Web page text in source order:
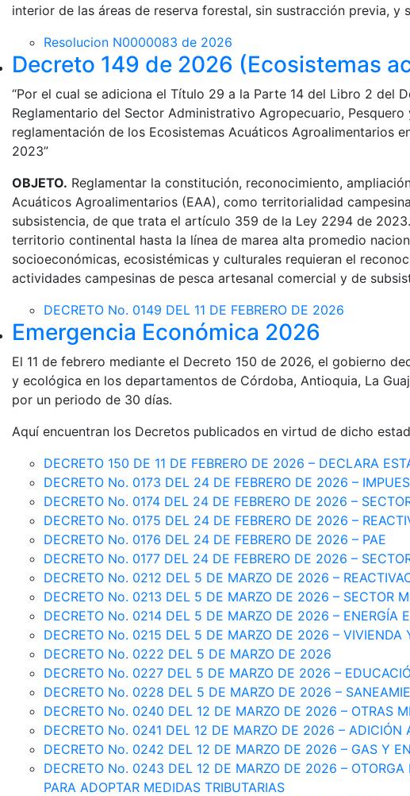
interior de las áreas de reserva forestal, sin sustracción previa, y
Resolucion N0000083 de 2026
Decreto 149 de 2026 (Ecosistemas
“Por el cual se adiciona el Título 29 a la Parte 14 del Libro 2 del
Reglamentario del Sector Administrativo Agropecuario,
reglamentación de los Ecosistemas Acuáticos Agroalimentarios
2023”
OBJETO. Reglamentar la constitución, reconocimiento,
Acuáticos Agroalimentarios (EAA), como territorialidad
subsistencia, de que trata el artículo 359 de la Ley 2294 de
territorio continental hasta la línea de marea alta promedio
socioeconómicas, ecosistémicas y culturales requieran el
actividades campesinas de pesca artesanal comercial y de
DECRETO No. 0149 DEL 11 DE FEBRERO DE 2026
Emergencia Económica 2026
El 11 de febrero mediante el Decreto 150 de 2026, el gobierno
y ecológica en los departamentos de Córdoba, Antioquia, La
por un periodo de 30 días.
Aquí encuentran los Decretos publicados en virtud de dicho
DECRETO 150 DE 11 DE FEBRERO DE 2026 – DECLARA
DECRETO No. 0173 DEL 24 DE FEBRERO DE 2026 –
DECRETO No. 0174 DEL 24 DE FEBRERO DE 2026 –
DECRETO No. 0175 DEL 24 DE FEBRERO DE 2026 –
DECRETO No. 0176 DEL 24 DE FEBRERO DE 2026 – PAE
DECRETO No. 0177 DEL 24 DE FEBRERO DE 2026 –
DECRETO No. 0212 DEL 5 DE MARZO DE 2026 –
DECRETO No. 0213 DEL 5 DE MARZO DE 2026 – SECTOR
DECRETO No. 0214 DEL 5 DE MARZO DE 2026 – ENERGÍA
DECRETO No. 0215 DEL 5 DE MARZO DE 2026 – VIVIENDA
DECRETO No. 0222 DEL 5 DE MARZO DE 2026
DECRETO No. 0227 DEL 5 DE MARZO DE 2026 –
DECRETO No. 0228 DEL 5 DE MARZO DE 2026 –
DECRETO No. 0240 DEL 12 DE MARZO DE 2026 – OTRAS
DECRETO No. 0241 DEL 12 DE MARZO DE 2026 – ADICIÓN
DECRETO No. 0242 DEL 12 DE MARZO DE 2026 – GAS Y
DECRETO No. 0243 DEL 12 DE MARZO DE 2026 – OTORGA
PARA ADOPTAR MEDIDAS TRIBUTARIAS